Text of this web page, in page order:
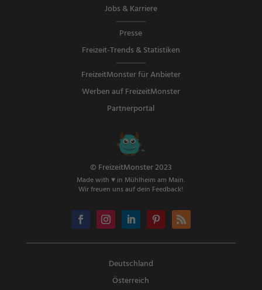
Jobs & Karriere
Presse
Freizeit-Trends & Statistiken
FreizeitMonster für Anbieter
Werben auf FreizeitMonster
Partnerportal
© FreizeitMonster 2023
Made with ♥ in Mühlheim am Main.
Wir freuen uns auf dein Feedback!
Deutschland
Österreich